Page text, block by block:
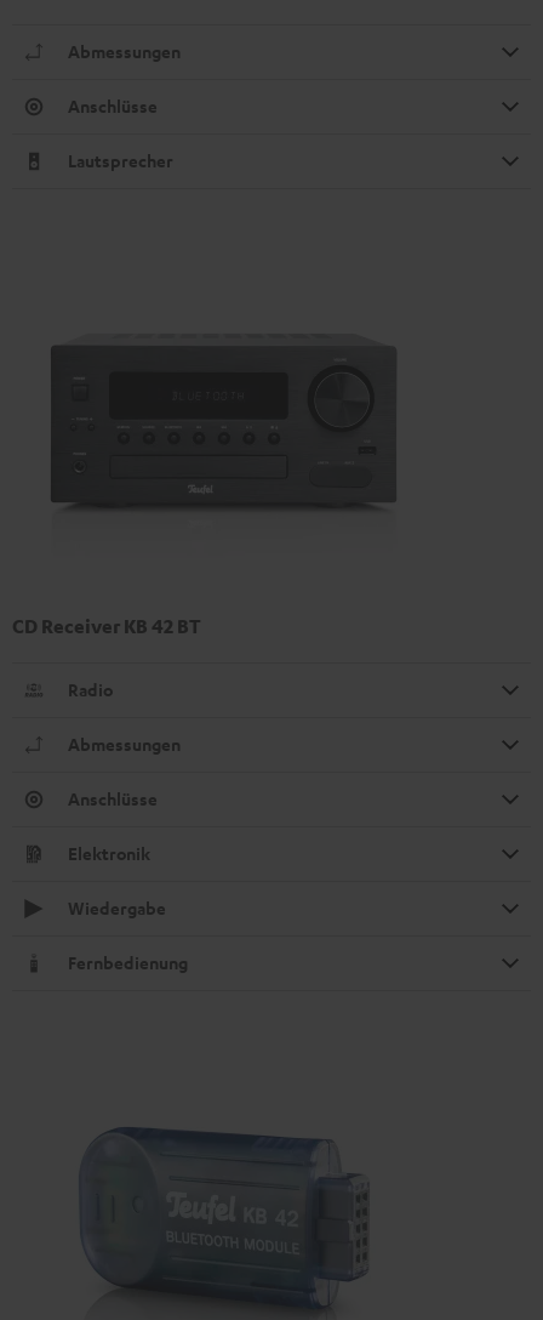
Abmessungen
Anschlüsse
Lautsprecher
CD Receiver KB 42 BT
Radio
Abmessungen
Anschlüsse
Elektronik
Wiedergabe
Fernbedienung